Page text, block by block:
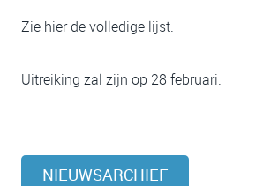
Zie hierde volledige lijst.
Uitreiking zal zijn op 28 februari.
NIEUWSARCHIEF